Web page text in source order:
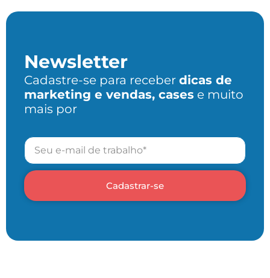
→
Newsletter
Cadastre-se para receber dicas de
marketing e vendas, cases e muito
mais por
Cadastrar-se